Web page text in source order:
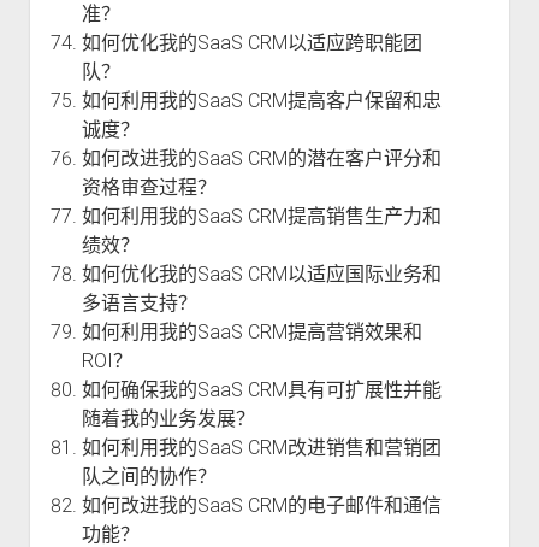
准？
如何优化我的SaaS CRM以适应跨职能团
队？
如何利用我的SaaS CRM提高客户保留和忠
诚度？
如何改进我的SaaS CRM的潜在客户评分和
资格审查过程？
如何利用我的SaaS CRM提高销售生产力和
绩效？
如何优化我的SaaS CRM以适应国际业务和
多语言支持？
如何利用我的SaaS CRM提高营销效果和
ROI？
如何确保我的SaaS CRM具有可扩展性并能
随着我的业务发展？
如何利用我的SaaS CRM改进销售和营销团
队之间的协作？
如何改进我的SaaS CRM的电子邮件和通信
功能？